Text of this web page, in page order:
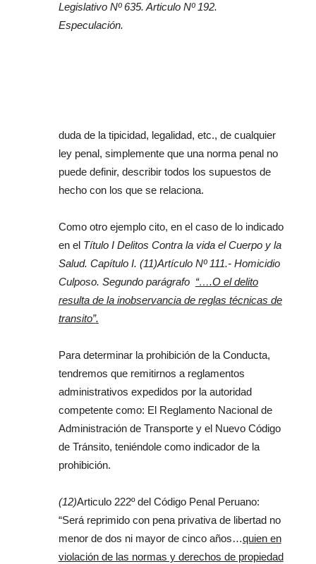
Legislativo Nº 635. Articulo Nº 192.
Especulación.
duda de la tipicidad, legalidad, etc., de cualquier
ley penal, simplemente que una norma penal no
puede definir, describir todos los supuestos de
hecho con los que se relaciona.
Como otro ejemplo cito, en el caso de lo indicado
en el Título I Delitos Contra la vida el Cuerpo y la
Salud. Capítulo I. (11)Artículo Nº 111.- Homicidio
Culposo. Segundo parágrafo “….O el delito
resulta de la inobservancia de reglas técnicas de
transito”.
Para determinar la prohibición de la Conducta,
tendremos que remitirnos a reglamentos
administrativos expedidos por la autoridad
competente como: El Reglamento Nacional de
Administración de Transporte y el Nuevo Código
de Tránsito, teniéndole como indicador de la
prohibición.
(12)Articulo 222º del Código Penal Peruano:
“Será reprimido con pena privativa de libertad no
menor de dos ni mayor de cinco años…quien en
violación de las normas y derechos de propiedad